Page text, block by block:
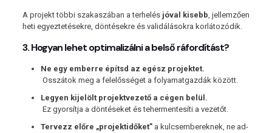
A projekt többi szakaszában a terhelés jóval kisebb, jellemzően
heti egyeztetésekre, döntésekre és validálásokra korlátozódik.
3. Hogyan lehet optimalizálni a belső ráfordítást?
Ne egy emberre építsd az egész projektet.
Osszátok meg a felelősséget a folyamatgazdák között.
Legyen kijelölt projektvezető a cégen belül.
Ez gyorsítja a döntéseket és tehermentesíti a vezetőt.
Tervezz előre „projektidőket”a kulcsembereknek, ne ad-